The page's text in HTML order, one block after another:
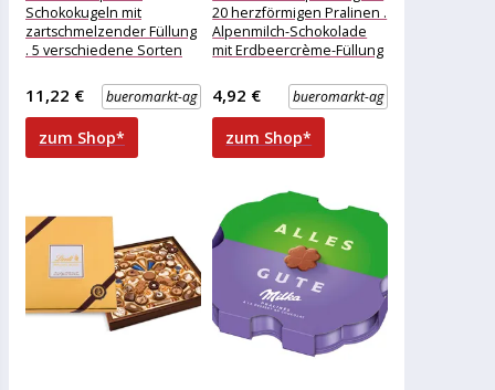
Schokokugeln mit
zartschmelzender Füllung
. 5 verschiedene Sorten
einzeln verpackt
Eigenschaft: ohne Alkohol
Produktinformationen:
bueromarkt-ag
11,22 €
zum Shop*
20 herzförmigen Pralinen .
Alpenmilch-Schokolade
mit Erdbeercrème-Füllung
Merkmale: Eigenschaft:
ohne Alkohol Ausführung:
bueromarkt-ag
4,92 €
zum Shop*